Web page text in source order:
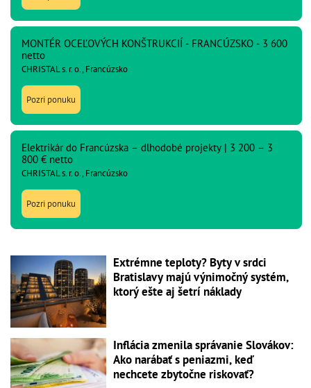
MONTÉR OCEĽOVÝCH KONŠTRUKCIÍ - FRANCÚZSKO - 3 600
netto
CHRISTAL s. r. o., Francúzsko
Pozri ponuku
Elektrikár do Francúzska – dlhodobé projekty | 3 200 – 3
800 € netto
CHRISTAL s. r. o., Francúzsko
Pozri ponuku
Extrémne teploty? Byty v srdci
Bratislavy majú výnimočný systém,
ktorý ešte aj šetrí náklady
Inflácia zmenila správanie Slovákov:
Ako narábať s peniazmi, keď
nechcete zbytočne riskovať?